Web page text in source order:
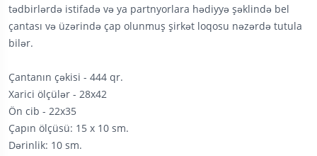
tədbirlərdə istifadə və ya partnyorlara hədiyyə şəklində bel
çantası və üzərində çap olunmuş şirkət loqosu nəzərdə tutula
bilər.
Çantanın çəkisi - 444 qr.
Xarici ölçülər - 28x42
Ön cib - 22x35
Çapın ölçüsü: 15 x 10 sm.
Dərinlik: 10 sm.